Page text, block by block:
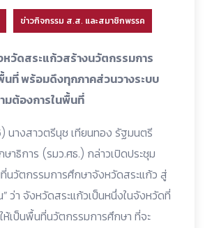
ข่าวกิจกรรม ส.ส. และสมาชิกพรรค
หวัดสระแก้วสร้างนวัตกรรมการ
ที่ พร้อมดึงทุกภาคส่วนวางระบบ
มต้องการในพื้นที่
นางสาวตรีนุช เทียนทอง รัฐมนตรี
ษาธิการ (รมว.ศธ.) กล่าวเปิดประชุม
นวัตกรรมการศึกษาจังหวัดสระแก้ว สู่
ว่า จังหวัดสระแก้วเป็นหนึ่งในจังหวัดที่
ห้เป็นพื้นที่นวัตกรรมการศึกษา ที่จะ